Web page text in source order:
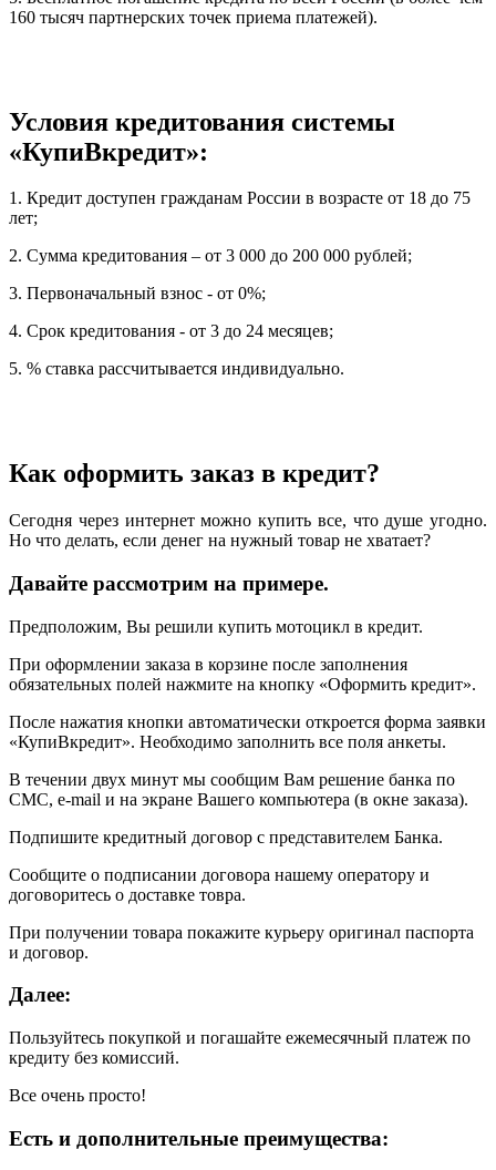
160 тысяч партнерских точек приема платежей).
Условия кредитования системы
«КупиВкредит»:
1. Кредит доступен гражданам России в возрасте от 18 до 75
лет;
2. Сумма кредитования – от 3 000 до 200 000 рублей;
3. Первоначальный взнос - от 0%;
4. Срок кредитования - от 3 до 24 месяцев;
5. % ставка рассчитывается индивидуально.
Как оформить заказ в кредит?
Сегодня через интернет можно купить все, что душе угодно.
Но что делать, если денег на нужный товар не хватает?
Давайте рассмотрим на примере.
Предположим, Вы решили купить мотоцикл в кредит.
При оформлении заказа в корзине после заполнения
обязательных полей нажмите на кнопку «Оформить кредит».
После нажатия кнопки автоматически откроется форма заявки
«КупиВкредит». Необходимо заполнить все поля анкеты.
В течении двух минут мы сообщим Вам решение банка по
СМС, e-mail и на экране Вашего компьютера (в окне заказа).
Подпишите кредитный договор с представителем Банка.
Сообщите о подписании договора нашему оператору и
договоритесь о доставке товра.
При получении товара покажите курьеру оригинал паспорта
и договор.
Далее:
Пользуйтесь покупкой и погашайте ежемесячный платеж по
кредиту без комиссий.
Все очень просто!
Есть и дополнительные преимущества: